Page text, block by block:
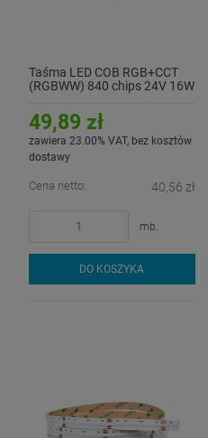
Taśma LED COB RGB+CCT
(RGBWW) 840 chips 24V 16W
CRI90+ - hermetyczna IP54
49,89 zł
zawiera 23.00% VAT, bez kosztów
dostawy
Cena netto: 40,56 zł
mb.
DO KOSZYKA